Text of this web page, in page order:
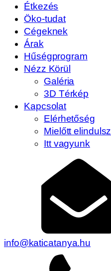
Étkezés
Öko-tudat
Cégeknek
Árak
Hűségprogram
Nézz Körül
Galéria
3D Térkép
Kapcsolat
Elérhetőség
Mielőtt elindulsz
Itt vagyunk
info@katicatanya.hu